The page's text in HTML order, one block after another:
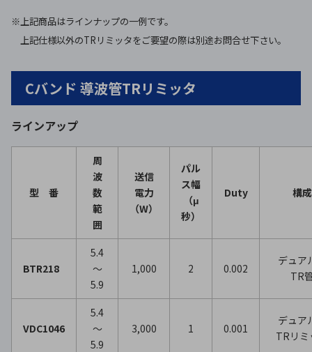
※上記商品はラインナップの一例です。
上記仕様以外のTRリミッタをご要望の際は別途お問合せ下さい。
Cバンド 導波管TRリミッタ
ラインアップ
型 番
周
波
数
範
囲
送信
電力
（W）
パル
ス幅
（μ
秒）
Duty 構成
BTR218
5.4
～
5.9
1,000 2 0.002
デュ
TR
VDC1046
5.4
～
5.9
3,000 1 0.001
デュ
TRリミ